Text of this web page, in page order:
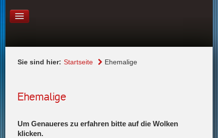
KONTAKT
Sie sind hier: Startseite Ehemalige
Ehemalige
Um Genaueres zu erfahren bitte auf die Wolken
klicken.